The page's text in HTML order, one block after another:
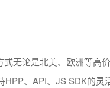
式无论是北美、欧洲等高
HPP、API、JS SDK的